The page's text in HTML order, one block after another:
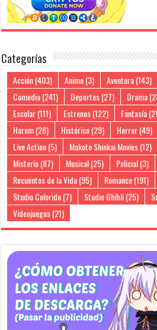
Categorías
Acción(403) Anime(3) Aventura(143)
Comedia(241) Deportes(27) Drama
Escolar(111) Estrenos(122) Fantasía
Harem(28) Histórico(29) Horror(49)
Live Action(5) Makoto Shinkai Movies(12)
Misterio(87) Musical(25) Policial(3)
Recuentos de la Vida(95) Romance(191)
Studio Colorido(7) Studio Ghibli(25)
Videojuegos(21)